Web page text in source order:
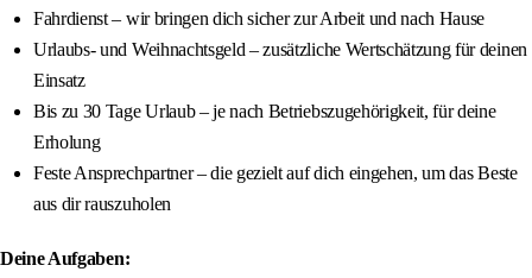
Fahrdienst – wir bringen dich sicher zur Arbeit und nach Hause
Urlaubs- und Weihnachtsgeld – zusätzliche Wertschätzung für deinen
Einsatz
Bis zu 30 Tage Urlaub – je nach Betriebszugehörigkeit, für deine
Erholung
Feste Ansprechpartner – die gezielt auf dich eingehen, um das Beste
aus dir rauszuholen
Deine Aufgaben: